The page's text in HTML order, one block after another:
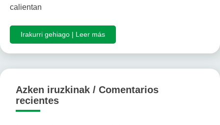
calientan
Irakurri gehiago | Leer más
Azken iruzkinak / Comentarios
recientes